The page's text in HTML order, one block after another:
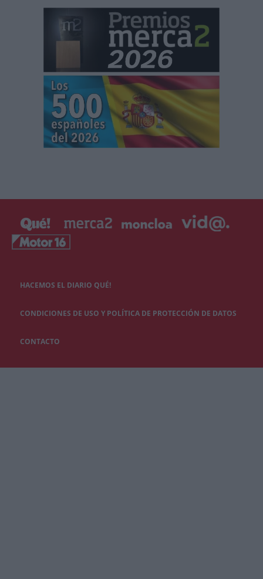
HACEMOS EL DIARIO QUÉ!
CONDICIONES DE USO Y POLÍTICA DE PROTECCIÓN DE DATOS
CONTACTO